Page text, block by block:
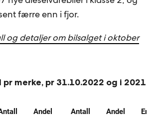
færre enn i fjor.
og detaljer om bilsalget i oktober
merke, pr 31.10.2022 og i 2021